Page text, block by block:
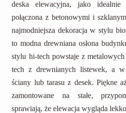
deska elewacyjna, jako idealnie
połączona z betonowymi i
najmodniejsza dekoracja w stylu
to modna drewniana osłona
stylu hi-tech powstaje z
tech z drewnianych listewek, a w
ściany lub tarasu z desek. Piękne
zamontowane na stałe,
sprawiają, że elewacja wygląda